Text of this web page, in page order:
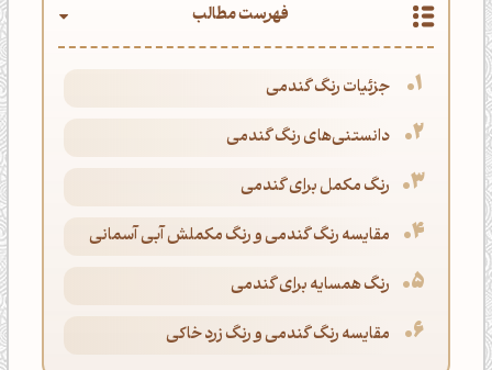
فهرست مطالب
جزئیات رنگ گندمی
دانستنی‌های رنگ گندمی
رنگ مکمل برای گندمی
مقایسه رنگ گندمی و رنگ مکملش آبی آسمانی
رنگ همسایه برای گندمی
مقایسه رنگ گندمی و رنگ زرد خاکی